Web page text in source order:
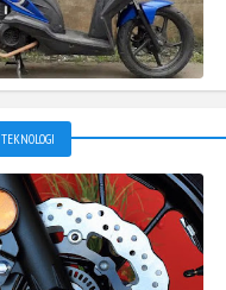
TEKNOLOGI